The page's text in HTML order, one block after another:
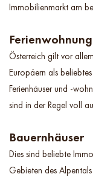
Immobilienmarkt am
Österreich gilt vor
Europäern als
Ferienhäuser und -
sind in der Regel voll
Bauernhäuser
Dies sind beliebte
Gebieten des